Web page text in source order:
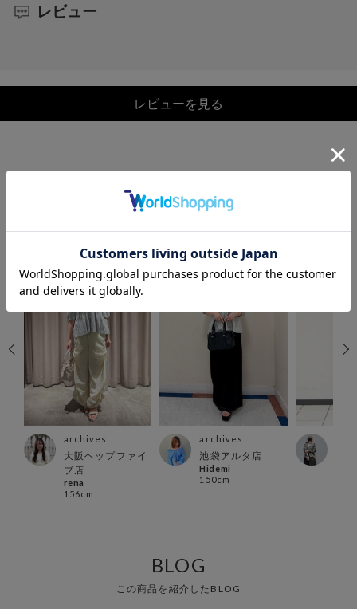
レビュー
レビューを見る
COORDINATE
archives
大阪ヘップファイ
ブ店
rena
156cm
archives
池袋アルタ店
Hidemi
150cm
BLOG
この商品を紹介したBLOG